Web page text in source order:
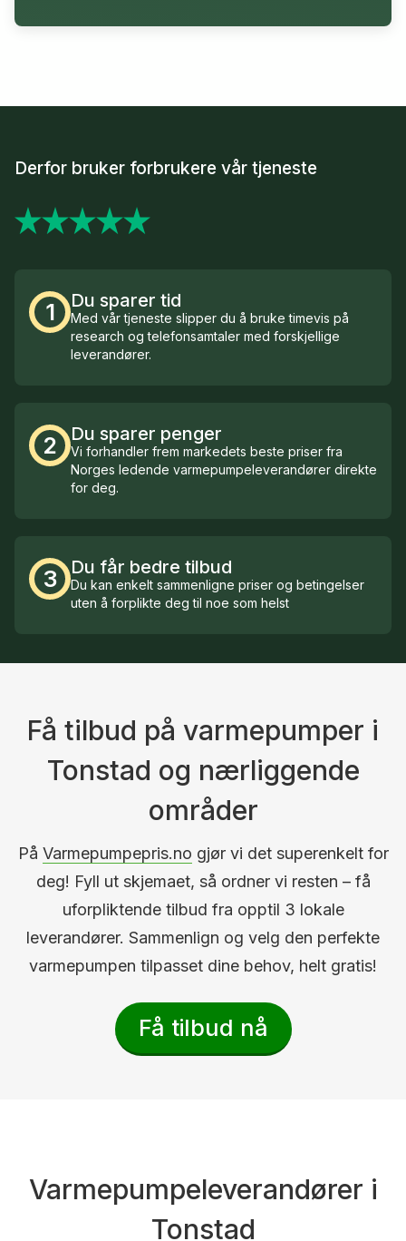
Derfor bruker forbrukere vår tjeneste
1 Du sparer tid
Med vår tjeneste slipper du å bruke timevis på
research og telefonsamtaler med forskjellige
leverandører.
2 Du sparer penger
Vi forhandler frem markedets beste priser fra
Norges ledende varmepumpeleverandører direkte
for deg.
3 Du får bedre tilbud
Du kan enkelt sammenligne priser og betingelser
uten å forplikte deg til noe som helst
Få tilbud på varmepumper i
Tonstad og nærliggende
områder
På Varmepumpepris.no gjør vi det superenkelt for
deg! Fyll ut skjemaet, så ordner vi resten – få
uforpliktende tilbud fra opptil 3 lokale
leverandører. Sammenlign og velg den perfekte
varmepumpen tilpasset dine behov, helt gratis!
Få tilbud nå
Varmepumpeleverandører i
Tonstad